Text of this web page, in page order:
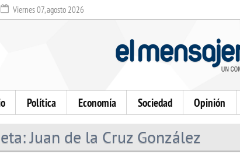
Viernes 07, agosto 2026
Política Economía Sociedad Opinión
Juan de la Cruz González